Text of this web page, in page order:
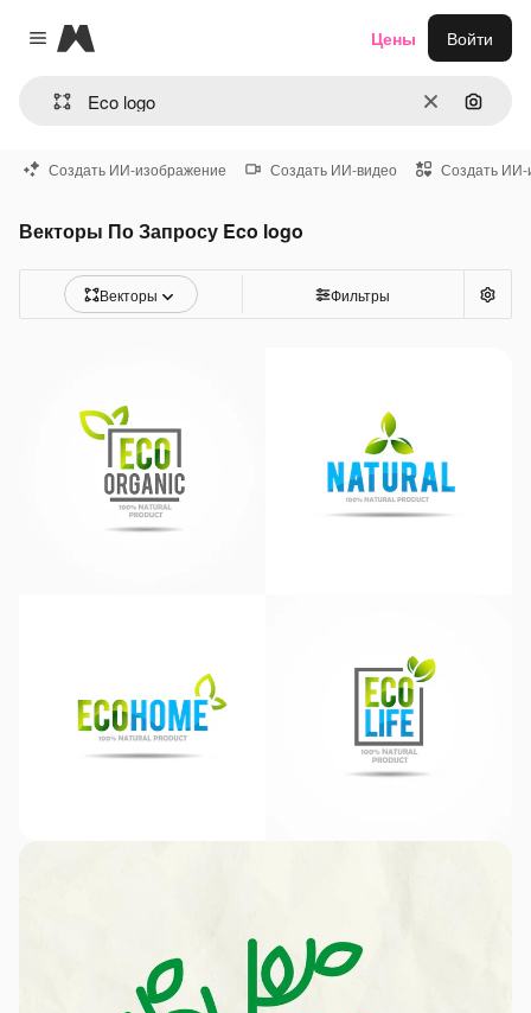
Close menu
Magnific
ОчиститьПоиск
Цены Войти
Создать ИИ-изображение Создать ИИ-видео Создать ИИ-
Векторы По Запросу Eco logo
Векторы Фильтры